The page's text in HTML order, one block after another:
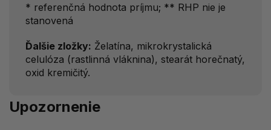
* referenčná hodnota príjmu; ** RHP nie je
stanovená
Ďalšie zložky: Želatína, mikrokrystalická
celulóza (rastlinná vláknina), stearát horečnatý,
oxid kremičitý.
Upozornenie